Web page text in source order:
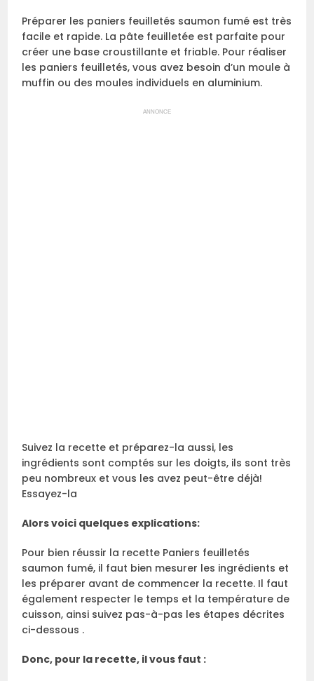
Préparer les paniers feuilletés saumon fumé est très
facile et rapide. La pâte feuilletée est parfaite pour
créer une base croustillante et friable. Pour réaliser
les paniers feuilletés, vous avez besoin d’un moule à
muffin ou des moules individuels en aluminium.
ANNONCE
Suivez la recette et préparez-la aussi, les
ingrédients sont comptés sur les doigts, ils sont très
peu nombreux et vous les avez peut-être déjà!
Essayez-la
Alors voici quelques explications:
Pour bien réussir la recette Paniers feuilletés
saumon fumé, il faut bien mesurer les ingrédients et
les préparer avant de commencer la recette. Il faut
également respecter le temps et la température de
cuisson, ainsi suivez pas-à-pas les étapes décrites
ci-dessous .
Donc, pour la recette, il vous faut :